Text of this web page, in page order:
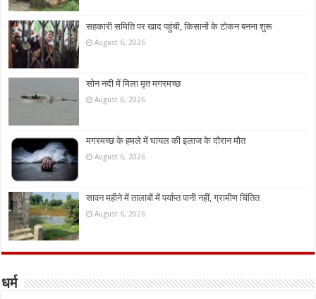
सहकारी समिति पर खाद पहुंची, किसानों के टोकन बनना शुरू
August 6, 2026
सोन नदी में मिला मृत मगरमच्छ
August 6, 2026
मगरमच्छ के हमले में घायल की इलाज के दौरान मौत
August 6, 2026
सावन महीने में तालाबों में पर्याप्त पानी नहीं, ग्रामीण चिंतित
August 6, 2026
धर्म